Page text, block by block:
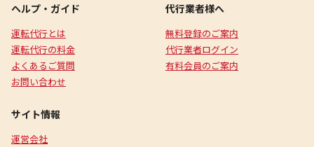
ヘルプ・ガイド
運転代行とは
運転代行の料金
よくあるご質問
お問い合わせ
代行業者様へ
無料登録のご案内
代行業者ログイン
有料会員のご案内
サイト情報
運営会社